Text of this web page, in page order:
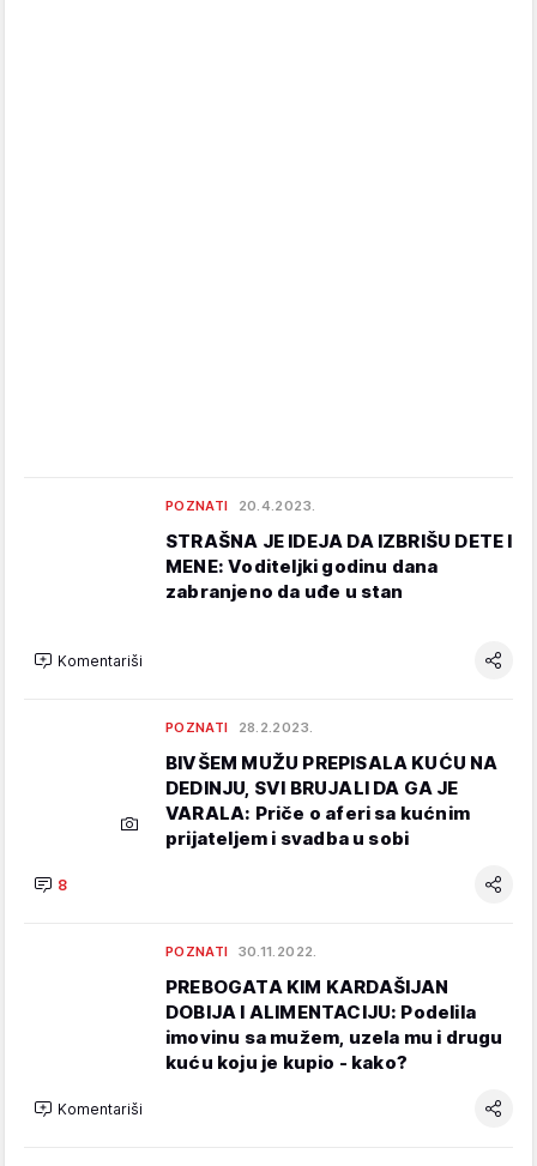
POZNATI 20.4.2023.
STRAŠNA JE IDEJA DA IZBRIŠU DETE I
MENE: Voditeljki godinu dana
zabranjeno da uđe u stan
Komentariši
POZNATI 28.2.2023.
BIVŠEM MUŽU PREPISALA KUĆU NA
DEDINJU, SVI BRUJALI DA GA JE
VARALA: Priče o aferi sa kućnim
prijateljem i svadba u sobi
8
POZNATI 30.11.2022.
PREBOGATA KIM KARDAŠIJAN
DOBIJA I ALIMENTACIJU: Podelila
imovinu sa mužem, uzela mu i drugu
kuću koju je kupio - kako?
Komentariši